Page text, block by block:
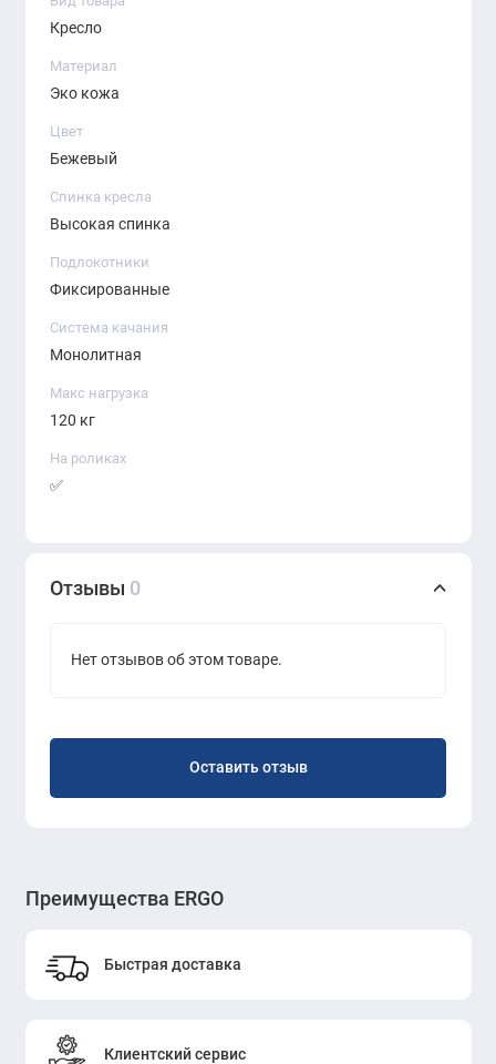
Кресло
Материал
Эко кожа
Цвет
Бежевый
Спинка кресла
Высокая спинка
Подлокотники
Фиксированные
Система качания
Монолитная
Макс нагрузка
120 кг
На роликах
✅
Отзывы 0
Нет отзывов об этом товаре.
Оставить отзыв
Преимущества ERGO
Быстрая доставка
Клиентский сервис